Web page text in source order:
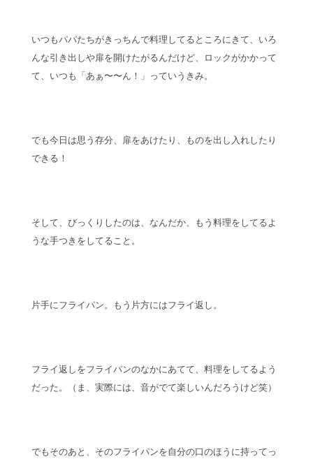
いつもパパたちがきっちんで料理してるところにきて、いろ
んな引き出しや扉を開けたがるんだけど、ロックがかかって
て、いつも「あぁ〜〜ん！」っていうきみ。
でも今日は思う存分、扉をあけたり、ものを出し入れしたり
できる！
そして、びっくりしたのは、なんだか、もう料理をしてるよ
うな手つきをしてること。
片手にフライパン。もう片方にはフライ返し。
フライ返しをフライパンのなかにあてて、料理をしてるよう
だった。（ま、実際には、音がでて楽しいんだろうけど笑）
でもそのあと、そのフライパンを自分の口のほうに持ってっ